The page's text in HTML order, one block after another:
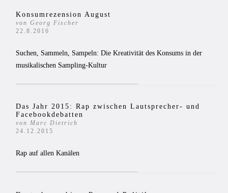
Konsumrezension August
von Georg Fischer
22.8.2016
Suchen, Sammeln, Sampeln: Die Kreativität des Konsums in der
musikalischen Sampling-Kultur
Das Jahr 2015: Rap zwischen Lautsprecher- und
Facebookdebatten
von Marc Dietrich
24.12.2015
Rap auf allen Kanälen